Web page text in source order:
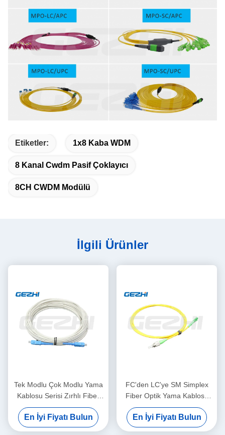
Etiketler: 1x8 Kaba WDM
8 Kanal Cwdm Pasif Çoklayıcı
8CH CWDM Modülü
İlgili Ürünler
Tek Modlu Çok Modlu Yama
Kablosu Serisi Zırhlı Fiber
Optik Yama Kablosu
En İyi Fiyatı Bulun
FC'den LC'ye SM Simplex
Fiber Optik Yama Kablosu
Veri İletimi İçin
Özelleştirilebilir Uzunluk
En İyi Fiyatı Bulun